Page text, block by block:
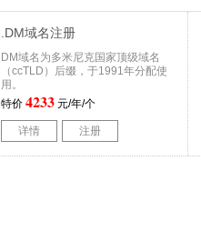
.DM域名注册
DM域名为多米尼克国家顶级域名
（ccTLD）后缀，于1991年分配使
用。
特价 4233 元/年/个
详情 注册